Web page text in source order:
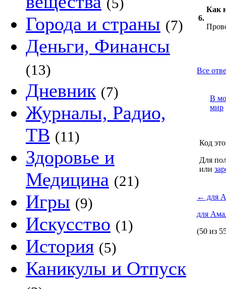
Города и страны (7)
Деньги, Финансы
(13)
Дневник (7)
Журналы, Радио,
ТВ (11)
Здоровье и
Медицина (21)
Игры (9)
Искусство (1)
История (5)
Каникулы и Отпуск
6.
Как
Все
В
мир
Код
Для
или
← для
для
(50 из